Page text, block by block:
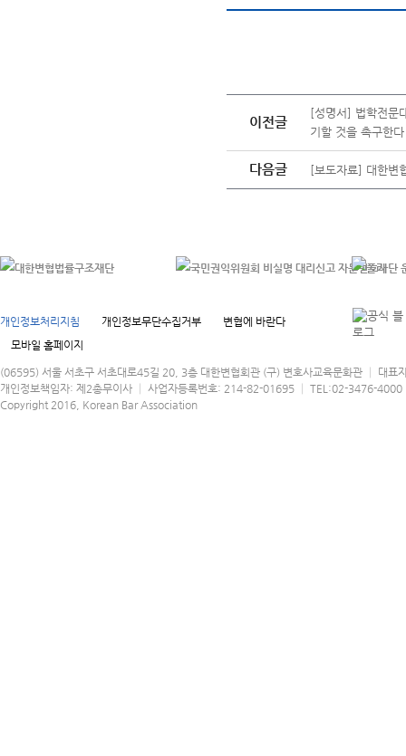
이전글
[성명서] 법학전문
기할 것을 촉구한다
다음글 [보도자료] 대한변
개인정보처리지침 개인정보무단수집거부
변협에 바란다
모바일 홈페이지
(06595) 서울 서초구 서초대로45길 20, 3층 대한변협회관 (구) 변호사교육문화관 │ 대표
개인정보책임자: 제2총무이사 │ 사업자등록번호: 214-82-01695 │ TEL:02-3476-
Copyright 2016, Korean Bar Association